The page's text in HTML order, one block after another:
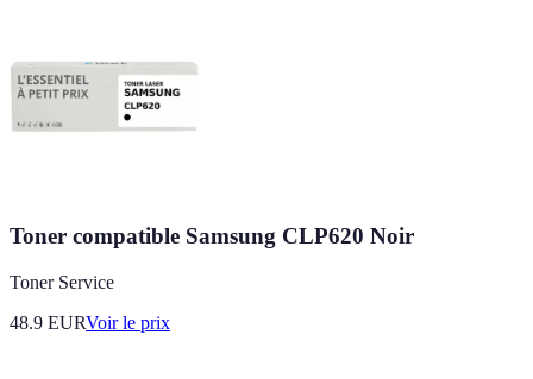
Toner compatible Samsung CLP620 Noir
Toner Service
48.9 EURVoir le prix